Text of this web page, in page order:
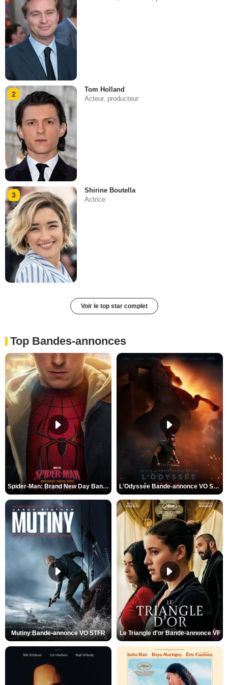
2
Tom Holland
Acteur, producteur
3
Shirine Boutella
Actrice
Voir le top star complet
Top Bandes-annonces
Spider-Man: Brand New Day Bande-annonce VO STFR L'Odyssée Bande-annonce VO STFR
Mutiny Bande-annonce VO STFR Le Triangle d'or Bande-annonce VF